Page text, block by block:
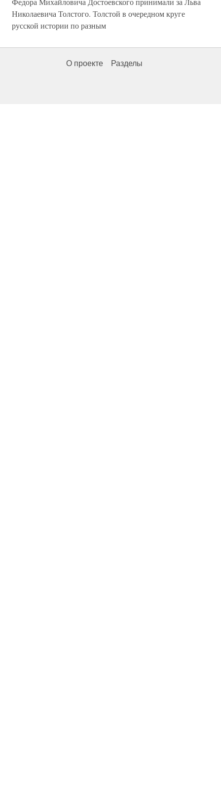
Николаевича Толстого. Толстой в очередном круге
русской истории по разным
О проекте Разделы